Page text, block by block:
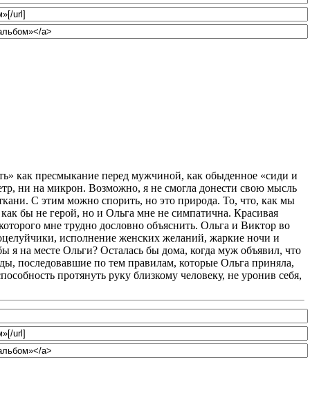
как пресмыкание перед мужчиной, как обыденное «сиди и
ни на микрон. Возможно, я не смогла донести свою мысль
С этим можно спорить, но это природа. То, что, как мы
бы не герой, но и Ольга мне не симпатична. Красивая
мне трудно дословно объяснить. Ольга и Виктор во
исполнение женских желаний, жаркие ночи и
на месте Ольги? Осталась бы дома, когда муж объявил, что
последовавшие по тем правилам, которые Ольга приняла,
протянуть руку близкому человеку, не уронив себя,